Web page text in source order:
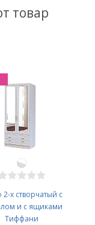
товар
х створчатый с
и с ящиками
Тиффани